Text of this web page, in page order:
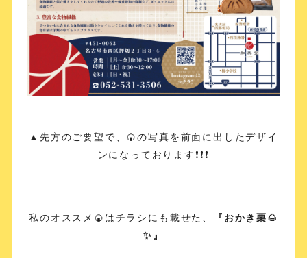
▲先方のご要望で、🍘の写真を前面に出したデザイ
ンになっております❗️❗️❗️
私のオススメ🍘はチラシにも載せた、
『おかき栗🌰
✨』